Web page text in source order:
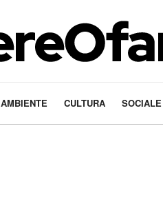
AMBIENTE CULTURA SOCIALE